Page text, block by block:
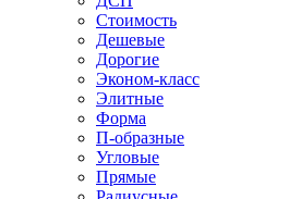
Стоимость
Дешевые
Дорогие
Эконом-класс
Элитные
Форма
П-образные
Угловые
Прямые